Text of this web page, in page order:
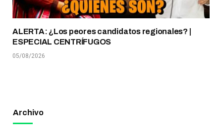
ALERTA: ¿Los peores candidatos regionales? |
ESPECIAL CENTRÍFUGOS
05/08/2026
Archivo